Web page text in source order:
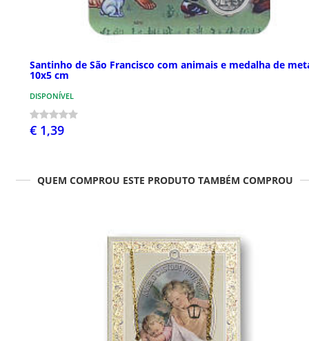
Santinho de São Francisco com animais e medalha de
10x5 cm
DISPONÍVEL
€ 1,39
QUEM COMPROU ESTE PRODUTO TAMBÉM COMPROU